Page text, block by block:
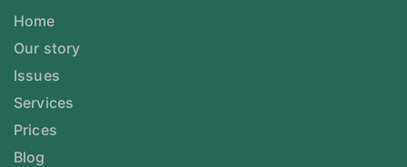
Home
Our story
Issues
Services
Prices
Blog